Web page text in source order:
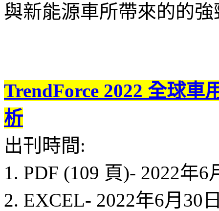
與新能源車所帶來的的
TrendForce 2022 全球車
析
出刊時間:
1. PDF (109 頁)- 2022年6
2. EXCEL- 2022年6月30